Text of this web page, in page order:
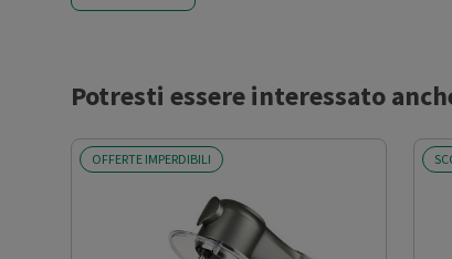
originale
Materiale recipiente
Potresti essere interessato
OFFERTE IMPERDIBILI